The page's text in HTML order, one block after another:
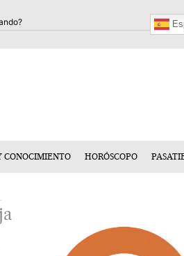
CONOCIMIENTO HORÓSCOPO